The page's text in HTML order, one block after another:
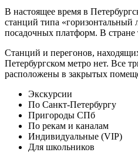
В настоящее время в
станций типа
посадочных платформ. В стране
Станций и перегонов,
Петербургском метро нет. Все
расположены в закрытых
Экскурсии
По Санкт-Петербургу
Пригороды СПб
По рекам и каналам
Индивидуальные (VIP)
Для школьников